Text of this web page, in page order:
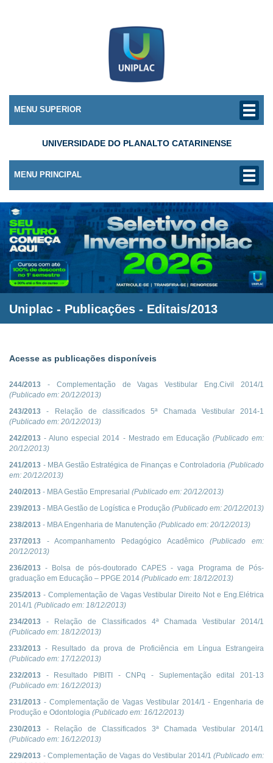
MENU SUPERIOR
UNIVERSIDADE DO PLANALTO CATARINENSE
MENU PRINCIPAL
Uniplac - Publicações - Editais/2013
Acesse as publicações disponíveis
244/2013 - Complementação de Vagas Vestibular Eng.Civil 2014/1
(Publicado em: 20/12/2013)
243/2013 - Relação de classificados 5ª Chamada Vestibular 2014-1
(Publicado em: 20/12/2013)
242/2013 - Aluno especial 2014 - Mestrado em Educação (Publicado em:
20/12/2013)
241/2013 - MBA Gestão Estratégica de Finanças e Controladoria (Publicado
em: 20/12/2013)
240/2013 - MBA Gestão Empresarial (Publicado em: 20/12/2013)
239/2013 - MBA Gestão de Logística e Produção (Publicado em: 20/12/2013)
238/2013 - MBA Engenharia de Manutenção (Publicado em: 20/12/2013)
237/2013 - Acompanhamento Pedagógico Acadêmico(Publicado em:
20/12/2013)
236/2013 - Bolsa de pós-doutorado CAPES - vaga Programa de Pós-
graduação em Educação – PPGE 2014 (Publicado em: 18/12/2013)
235/2013 - Complementação de Vagas Vestibular Direito Not e Eng.Elétrica
2014/1 (Publicado em: 18/12/2013)
234/2013 - Relação de Classificados 4ª Chamada Vestibular 2014/1
(Publicado em: 18/12/2013)
233/2013 - Resultado da prova de Proficiência em Língua Estrangeira
(Publicado em: 17/12/2013)
232/2013 - Resultado PIBITI - CNPq - Suplementação edital 201-13
(Publicado em: 16/12/2013)
231/2013 - Complementação de Vagas Vestibular 2014/1 - Engenharia de
Produção e Odontologia (Publicado em: 16/12/2013)
230/2013 - Relação de Classificados 3ª Chamada Vestibular 2014/1
(Publicado em: 16/12/2013)
229/2013 - Complementação de Vagas do Vestibular 2014/1(Publicado em: